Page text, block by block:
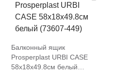
Балконный ящик
Prosperplast URBI CASE
58х18х49.8см белый